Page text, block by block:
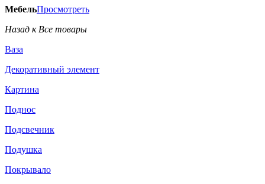
МебельПросмотреть
Назад к Все товары
Ваза
Декоративный элемент
Картина
Поднос
Подсвечник
Подушка
Покрывало